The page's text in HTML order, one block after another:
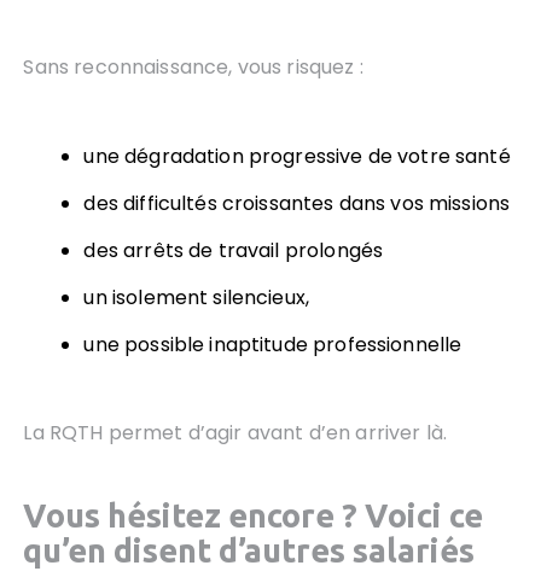
Sans reconnaissance, vous risquez :
une dégradation progressive de votre santé
des difficultés croissantes dans vos missions
des arrêts de travail prolongés
un isolement silencieux,
une possible inaptitude professionnelle
La RQTH permet d’agir avant d’en arriver là.
Vous hésitez encore ? Voici ce
qu’en disent d’autres salariés